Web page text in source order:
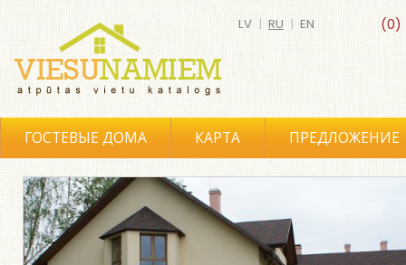
(0)
LV | RU | EN
ГОСТЕВЫЕ ДОМА КАРТА ПРЕДЛОЖЕНИЕ